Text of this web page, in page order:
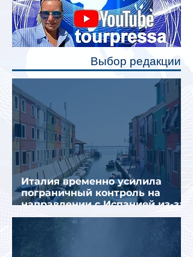
станут индивидуальные шторки у
каждого спального места. Они
позволят пассажирам закрыть свою
полку во время сна или отдыха,
Выбор редакции
Италия временно усилила
пограничный контроль на
направлении с Испанией из-за
миграционного кризиса